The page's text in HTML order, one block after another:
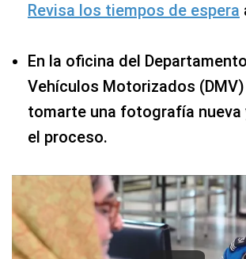
Revisa los tiempos de espera
En la oficina del
Vehículos Motorizados
tomarte una fotografía nueva
el proceso.